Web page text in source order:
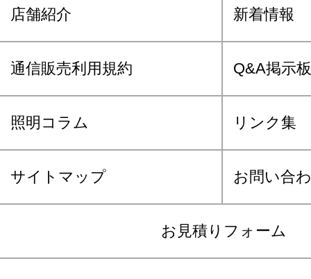
店舗紹介 新着情報
通信販売利用規約 Q&A掲示板
照明コラム リンク集
サイトマップ お問い合
お見積りフォーム